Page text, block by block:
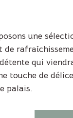
une
qui
touche de
palais.